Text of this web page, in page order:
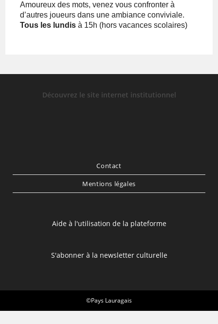
Amoureux des mots, venez vous confronter à
d’autres joueurs dans une ambiance conviviale.
Tous les lundis à 15h (hors vacances scolaires)
Découvrez le site internet institutionnel
Contact
Mentions légales
Aide à l'utilisation de la plateforme
S'abonner à la newsletter culturelle
©Pays Lauragais